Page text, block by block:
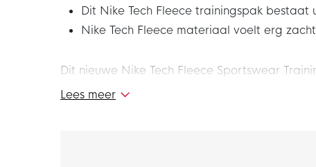
Dit Nike Tech Fleece trainingspak bestaat
Nike Tech Fleece materiaal voelt erg
Dit nieuwe Nike Tech Fleece Sportswear
Nike Tech Fleece collectie. Nike Tech Fleece
gemaakt van materiaal dat de warmte
Lees meer